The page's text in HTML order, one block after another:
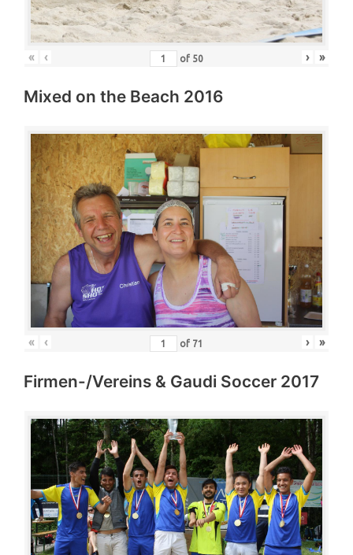
« ‹ of 50 › »
Mixed on the Beach 2016
« ‹ of 71 › »
Firmen-/Vereins & Gaudi Soccer 2017